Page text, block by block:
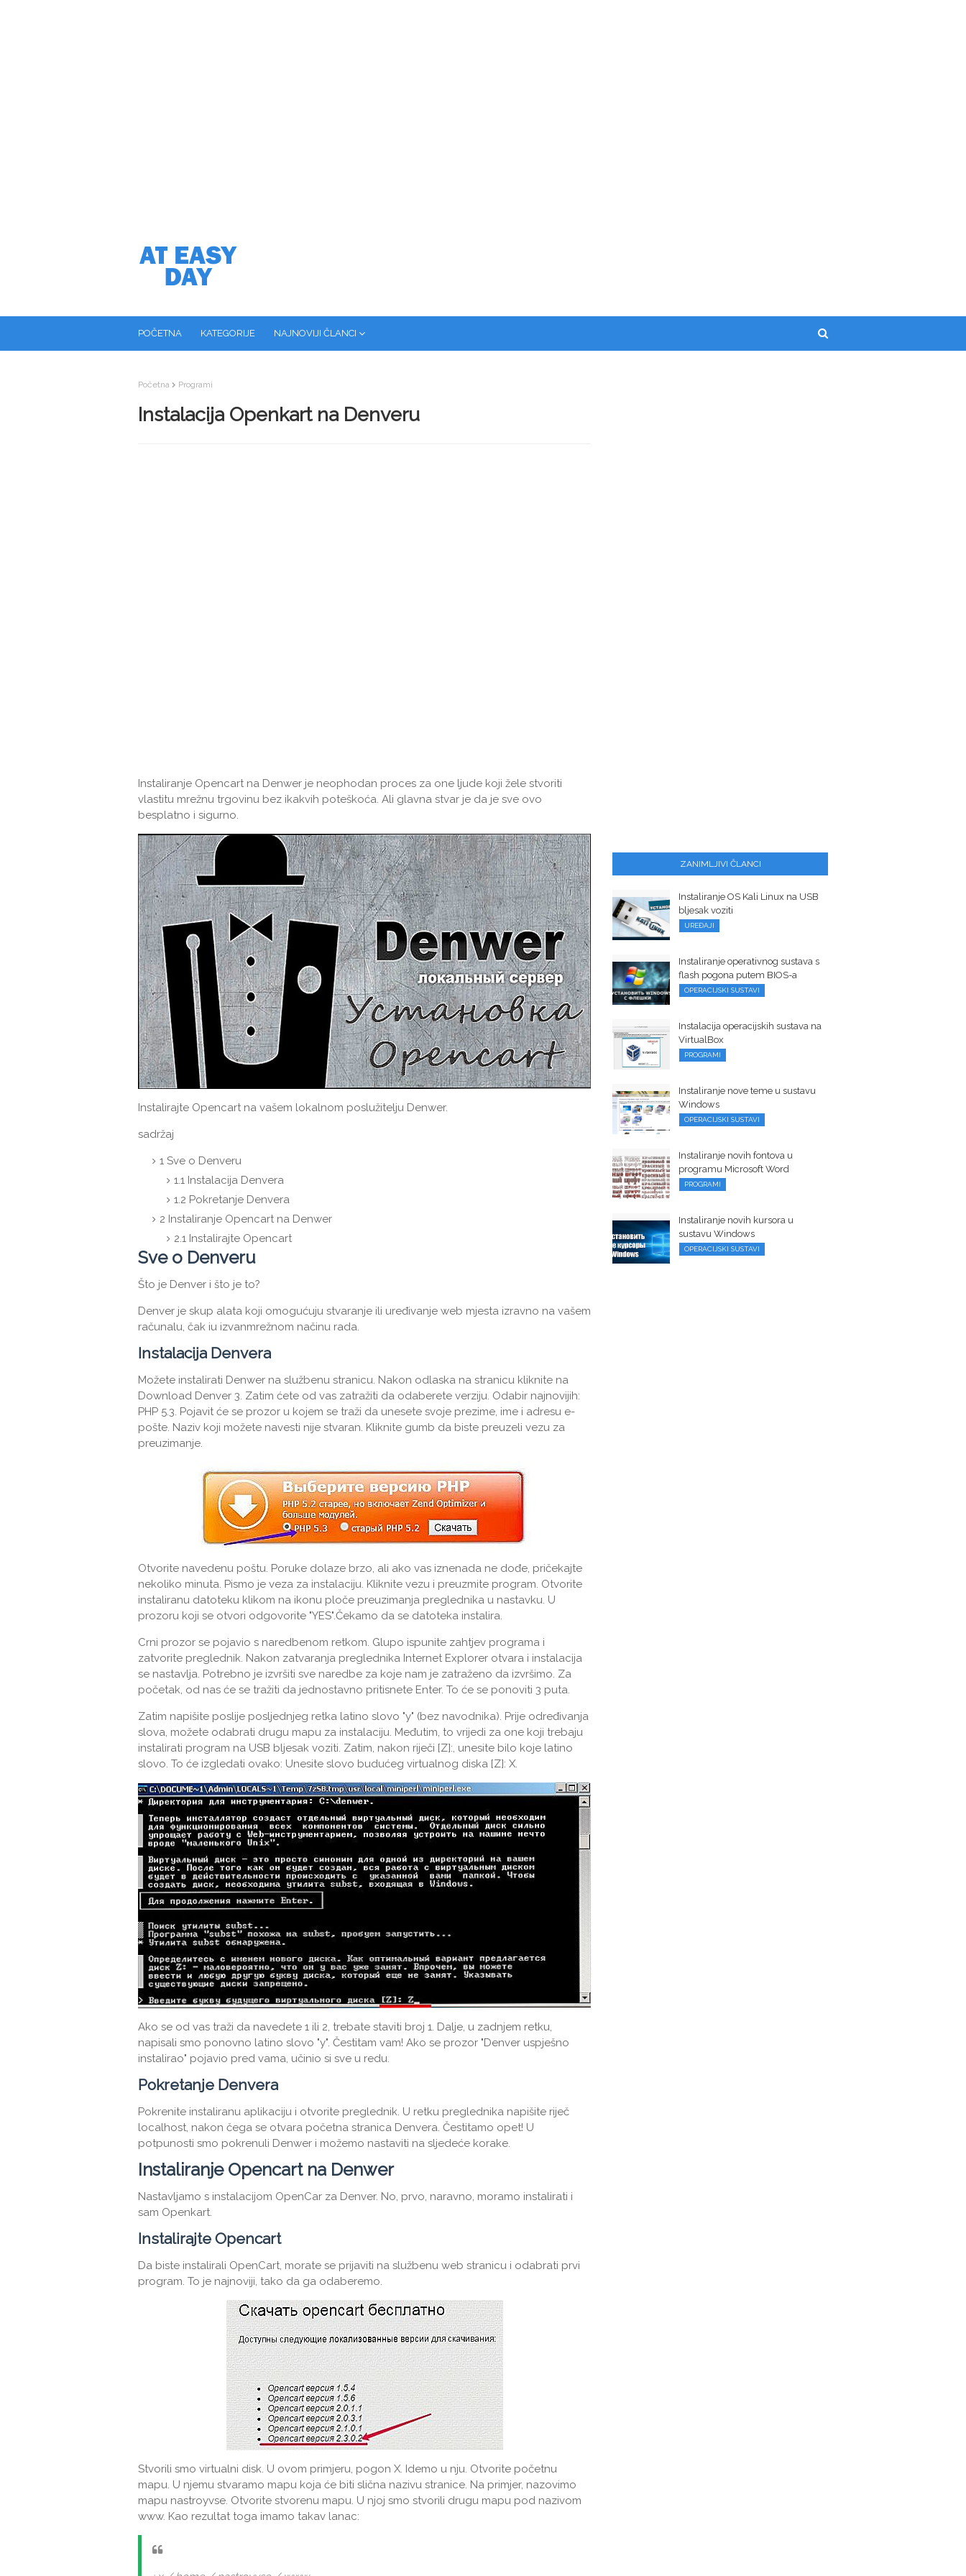
POČETNA KATEGORIJE NAJNOVIJI ČLANCI
Početna Programi
Instalacija Openkart na Denveru
Instaliranje Opencart na Denwer je neophodan proces za one ljude koji žele stvoriti
vlastitu mrežnu trgovinu bez ikakvih poteškoća. Ali glavna stvar je da je sve ovo
besplatno i sigurno.
Instalirajte Opencart na vašem lokalnom poslužitelju Denwer.
sadržaj
1 Sve o Denveru
1.1 Instalacija Denvera
1.2 Pokretanje Denvera
2 Instaliranje Opencart na Denwer
2.1 Instalirajte Opencart
Sve o Denveru
Što je Denver i što je to?
Denver je skup alata koji omogućuju stvaranje ili uređivanje web mjesta izravno na vašem
računalu, čak iu izvanmrežnom načinu rada.
Instalacija Denvera
Možete instalirati Denwer na službenu stranicu. Nakon odlaska na stranicu kliknite na
Download Denver 3. Zatim ćete od vas zatražiti da odaberete verziju. Odabir najnovijih:
PHP 5.3. Pojavit će se prozor u kojem se traži da unesete svoje prezime, ime i adresu e-
pošte. Naziv koji možete navesti nije stvaran. Kliknite gumb da biste preuzeli vezu za
preuzimanje.
Otvorite navedenu poštu. Poruke dolaze brzo, ali ako vas iznenada ne dođe, pričekajte
nekoliko minuta. Pismo je veza za instalaciju. Kliknite vezu i preuzmite program. Otvorite
instaliranu datoteku klikom na ikonu ploče preuzimanja preglednika u nastavku. U
prozoru koji se otvori odgovorite "YES".Čekamo da se datoteka instalira.
Crni prozor se pojavio s naredbenom retkom. Glupo ispunite zahtjev programa i
zatvorite preglednik. Nakon zatvaranja preglednika Internet Explorer otvara i instalacija
se nastavlja. Potrebno je izvršiti sve naredbe za koje nam je zatraženo da izvršimo. Za
početak, od nas će se tražiti da jednostavno pritisnete Enter. To će se ponoviti 3 puta.
Zatim napišite poslije posljednjeg retka latino slovo "y" (bez navodnika). Prije određivanja
slova, možete odabrati drugu mapu za instalaciju. Međutim, to vrijedi za one koji trebaju
instalirati program na USB bljesak voziti. Zatim, nakon riječi [Z]:, unesite bilo koje latino
slovo. To će izgledati ovako: Unesite slovo budućeg virtualnog diska [Z]: X.
Ako se od vas traži da navedete 1 ili 2, trebate staviti broj 1. Dalje, u zadnjem retku,
napisali smo ponovno latino slovo "y". Čestitam vam! Ako se prozor "Denver uspješno
instalirao" pojavio pred vama, učinio si sve u redu.
Pokretanje Denvera
Pokrenite instaliranu aplikaciju i otvorite preglednik. U retku preglednika napišite riječ
localhost, nakon čega se otvara početna stranica Denvera. Čestitamo opet! U
potpunosti smo pokrenuli Denwer i možemo nastaviti na sljedeće korake.
Instaliranje Opencart na Denwer
Nastavljamo s instalacijom OpenCar za Denver. No, prvo, naravno, moramo instalirati i
sam Openkart.
Instalirajte Opencart
Da biste instalirali OpenCart, morate se prijaviti na službenu web stranicu i odabrati prvi
program. To je najnoviji, tako da ga odaberemo.
Stvorili smo virtualni disk. U ovom primjeru, pogon X. Idemo u nju. Otvorite početnu
mapu. U njemu stvaramo mapu koja će biti slična nazivu stranice. Na primjer, nazovimo
mapu nastroyvse. Otvorite stvorenu mapu. U njoj smo stvorili drugu mapu pod nazivom
www. Kao rezultat toga imamo takav lanac:
ZANIMLJIVI ČLANCI
Instaliranje OS Kali Linux na USB
bljesak voziti
UREĐAJI
Instaliranje operativnog sustava s
flash pogona putem BIOS-a
OPERACIJSKI SUSTAVI
Instalacija operacijskih sustava na
VirtualBox
PROGRAMI
Instaliranje nove teme u sustavu
Windows
OPERACIJSKI SUSTAVI
Instaliranje novih fontova u
programu Microsoft Word
PROGRAMI
Instaliranje novih kursora u
sustavu Windows
OPERACIJSKI SUSTAVI